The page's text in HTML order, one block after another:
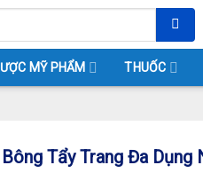
MỸ PHẨM THUỐC
Bông Tẩy Trang Đa